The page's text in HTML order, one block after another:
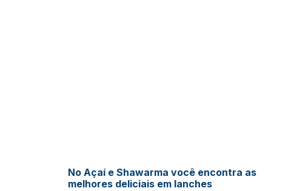
No Açaí e Shawarma você encontra as
melhores deliciais em lanches